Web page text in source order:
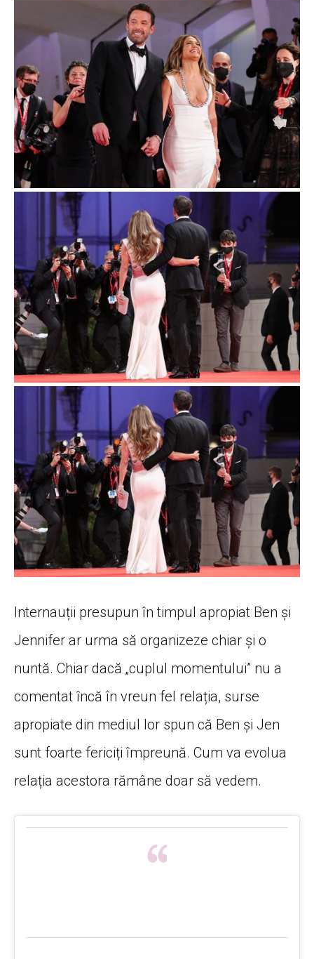
Internauții presupun în timpul apropiat Ben și
Jennifer ar urma să organizeze chiar și o
nuntă. Chiar dacă „cuplul momentului” nu a
comentat încă în vreun fel relația, surse
apropiate din mediul lor spun că Ben și Jen
sunt foarte fericiți împreună. Cum va evolua
relația acestora rămâne doar să vedem.